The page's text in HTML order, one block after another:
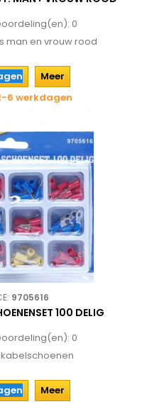
0
man en vrouw rood
Meer
6 werkdagen
9705616
100 DELIG
0
Meer